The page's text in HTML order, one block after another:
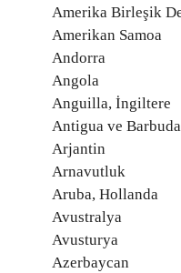
Amerika Birleşik
Amerikan Samoa
Andorra
Angola
Anguilla, İngiltere
Antigua ve Barbuda
Arjantin
Arnavutluk
Aruba, Hollanda
Avustralya
Avusturya
Azerbaycan